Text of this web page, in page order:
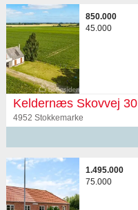
850.000
45.000
Keldernæs Skovvej 30
4952 Stokkemarke
1.495.000
75.000